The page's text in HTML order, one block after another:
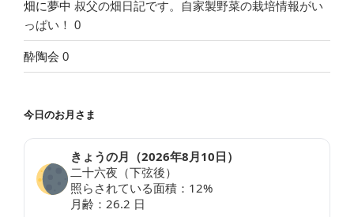
畑に夢中 叔父の畑日記です。自家製野菜の栽培情報がい
っぱい！ 0
酔陶会 0
今日のお月さま
きょうの月（2026年8月10日 ）
二十六夜（下弦後）
照らされている面積： 12%
月齢： 26.2 日